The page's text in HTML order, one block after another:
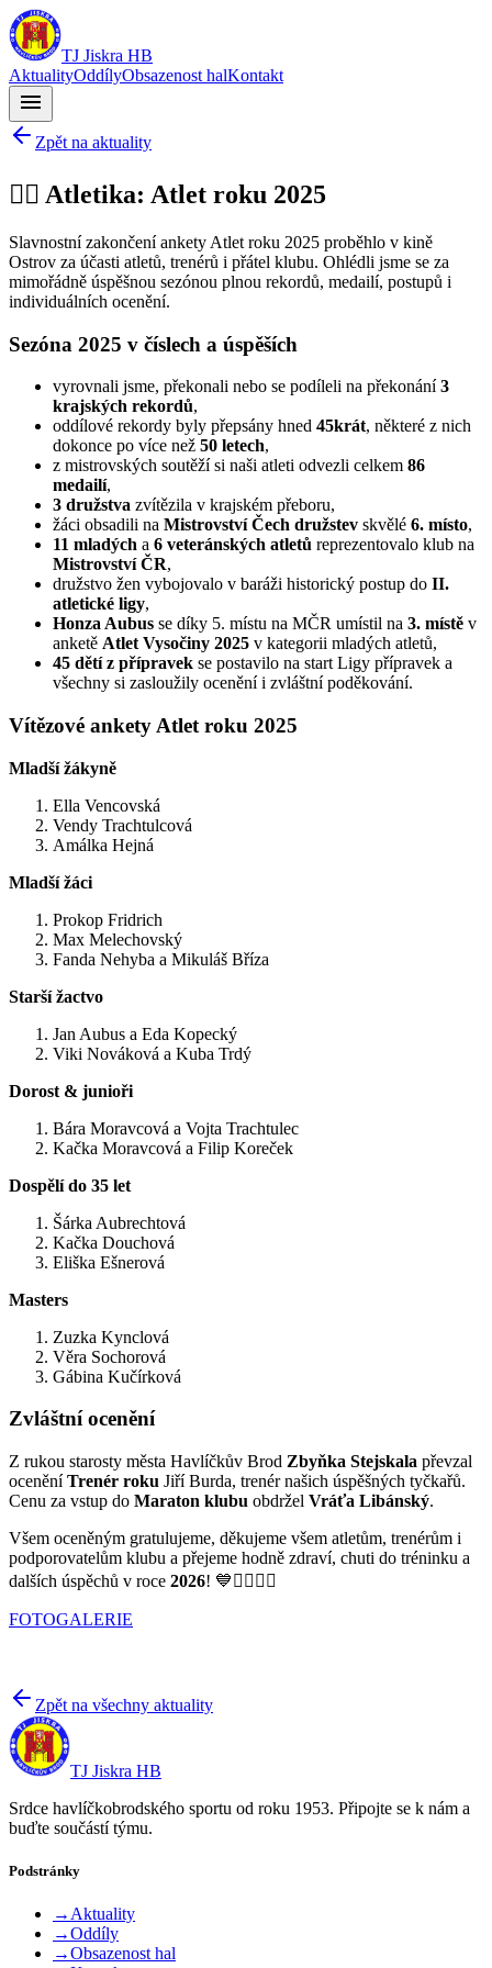
TJ Jiskra HB
AktualityOddílyObsazenost halKontakt
menu
Zpět na aktuality
🏃‍♂️ Atletika: Atlet roku 2025
Slavnostní zakončení ankety Atlet roku 2025 proběhlo v kině
Ostrov za účasti atletů, trenérů i přátel klubu. Ohlédli jsme se za
mimořádně úspěšnou sezónou plnou rekordů, medailí, postupů i
individuálních ocenění.
Sezóna 2025 v číslech a úspěších
vyrovnali jsme, překonali nebo se podíleli na překonání3
krajských rekordů,
oddílové rekordy byly přepsány hned 45krát, některé z nich
dokonce po více než 50 letech,
z mistrovských soutěží si naši atleti odvezli celkem 86
medailí,
3 družstva zvítězila v krajském přeboru,
žáci obsadili na Mistrovství Čech družstev skvělé 6. místo,
11 mladých a 6 veteránských atletů reprezentovalo klub na
Mistrovství ČR,
družstvo žen vybojovalo v baráži historický postup do II.
atletické ligy,
Honza Aubus se díky 5. místu na MČR umístil na 3. místě v
anketě Atlet Vysočiny 2025 v kategorii mladých atletů,
45 dětí z přípravek se postavilo na start Ligy přípravek a
všechny si zasloužily ocenění i zvláštní poděkování.
Vítězové ankety Atlet roku 2025
Mladší žákyně
Ella Vencovská
Vendy Trachtulcová
Amálka Hejná
Mladší žáci
Prokop Fridrich
Max Melechovský
Fanda Nehyba a Mikuláš Bříza
Starší žactvo
Jan Aubus a Eda Kopecký
Viki Nováková a Kuba Trdý
Dorost & junioři
Bára Moravcová a Vojta Trachtulec
Kačka Moravcová a Filip Koreček
Dospělí do 35 let
Šárka Aubrechtová
Kačka Douchová
Eliška Ešnerová
Masters
Zuzka Kynclová
Věra Sochorová
Gábina Kučírková
Zvláštní ocenění
Z rukou starosty města Havlíčkův Brod Zbyňka Stejskala převzal
oceněníTrenér roku Jiří Burda, trenér našich úspěšných tyčkařů.
Cenu za vstup do Maraton klubu obdržel Vráťa Libánský.
Všem oceněným gratulujeme, děkujeme všem atletům, trenérům i
podporovatelům klubu a přejeme hodně zdraví, chuti do tréninku a
dalších úspěchů v roce 2026! 💙🏃‍♀️🏃‍♂️
FOTOGALERIE
Zpět na všechny aktuality
TJ Jiskra HB
Srdce havlíčkobrodského sportu od roku 1953. Připojte se k nám a
buďte součástí týmu.
Podstránky
→Aktuality
→Oddíly
→Obsazenost hal